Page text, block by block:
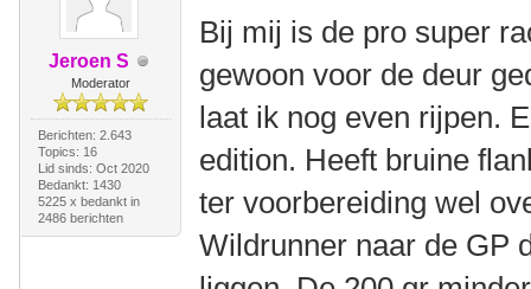
Jeroen S
Moderator
Berichten: 2.643
Topics: 16
Lid sinds: Oct 2020
Bedankt: 1430
5225 x bedankt in
2486 berichten
Bij mij is de pro super
gewoon voor de deur
laat ik nog even rijpen.
edition. Heeft bruine
ter voorbereiding wel
Wildrunner naar de GP